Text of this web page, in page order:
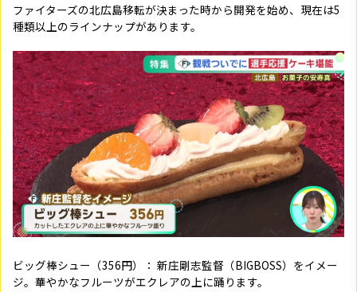
ファイターズの北広島移転が決まった時から開発を始め、現在は5
種類以上のラインナップがあります。
ビッグ棒シュー（356円）： 新庄剛志監督（BIGBOSS）をイメー
ジ。華やかなフルーツがエクレアの上に踊ります。